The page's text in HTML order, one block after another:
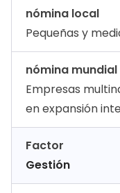
nómina local
Pequeñas y
nómina mundial
Empresas
en expansión
Factor
Gestión